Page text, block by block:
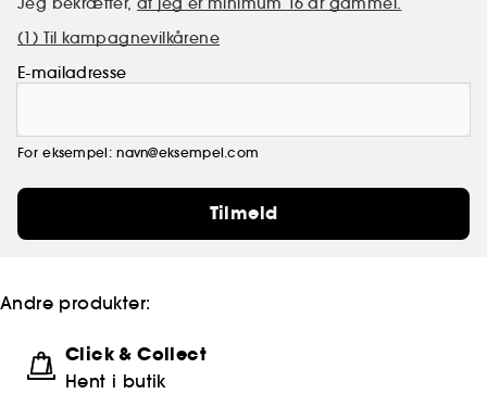
(1) Til kampagnevilkårene
E-mailadresse
For eksempel: navn@eksempel.com
Tilmeld
Andre produkter:
Click & Collect
Hent i butik